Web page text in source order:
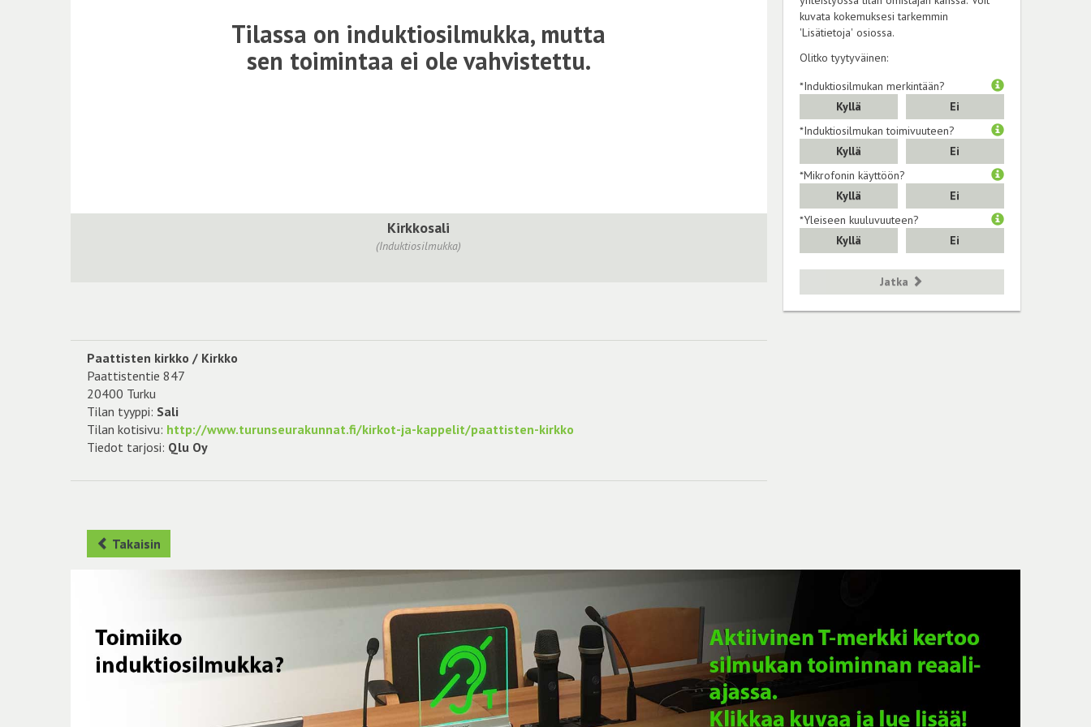
Tilassa on induktiosilmukka, mutta
sen toimintaa ei ole vahvistettu.
Kirkkosali
(Induktiosilmukka)
Paattisten kirkko / Kirkko
Paattistentie 847
20400 Turku
Tilan tyyppi: Sali
Tilan kotisivu: http://www.turunseurakunnat.fi/kirkot-ja-kappelit/paattisten-kirkko
Tiedot tarjosi: Qlu Oy
kuvata kokemuksesi tarkemmin
'Lisätietoja' osiossa.
Olitko tyytyväinen:
*Induktiosilmukan merkintään?
Kyllä
Ei
*Induktiosilmukan toimivuuteen?
Kyllä
Ei
*Mikrofonin käyttöön?
Kyllä
Ei
*Yleiseen kuuluvuuteen?
Kyllä
Ei
Jatka
Takaisin